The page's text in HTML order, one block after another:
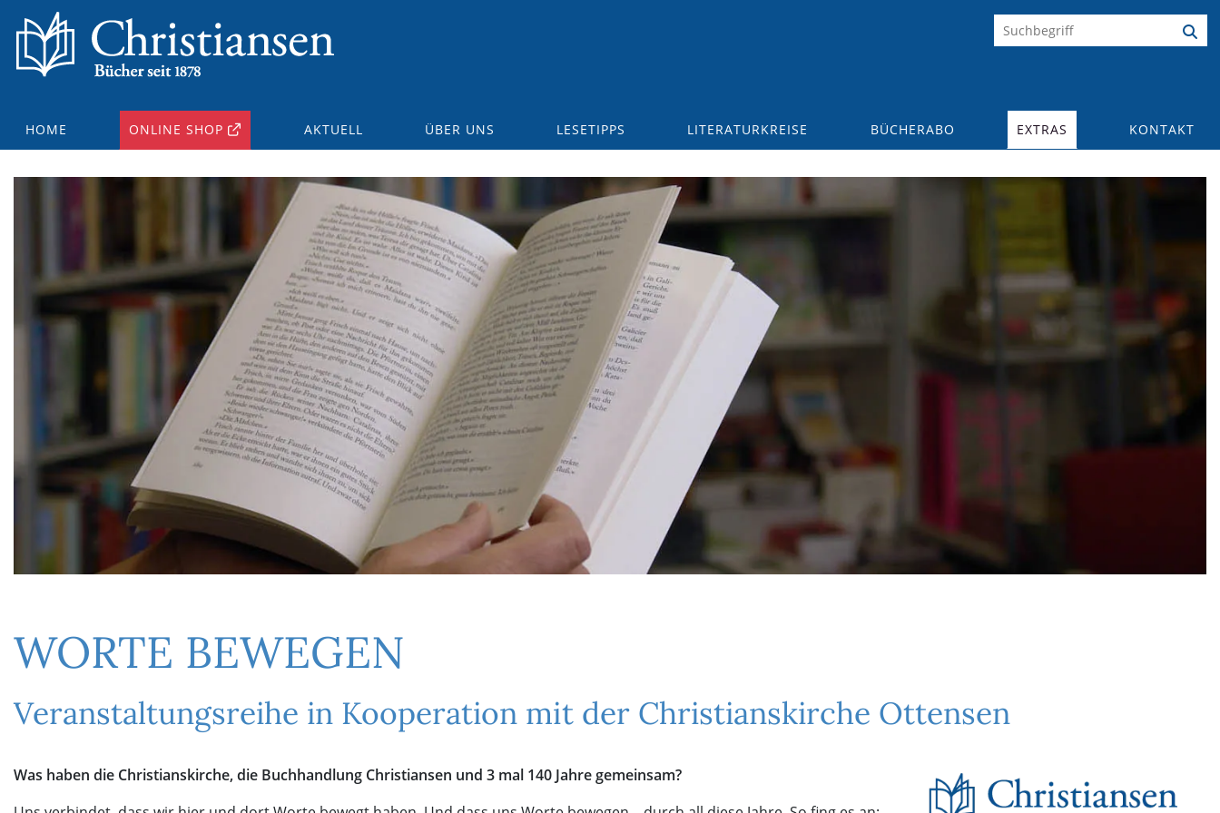
HOME ONLINE SHOP AKTUELL ÜBER UNS LESETIPPS LITERATURKREISE BÜCHERABO EXTRAS KONTAKT
WORTE BEWEGEN
Veranstaltungsreihe in Kooperation mit der Christianskirche Ottensen
Was haben die Christianskirche, die Buchhandlung Christiansen und 3 mal 140 Jahre gemeinsam?